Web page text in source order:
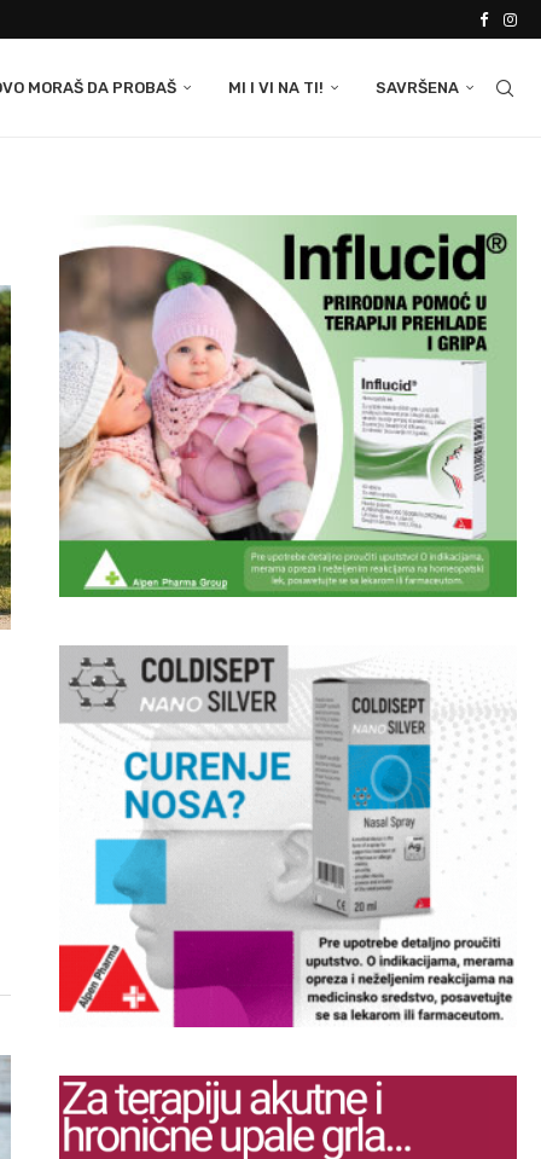
MORAŠ DA PROBAŠ MI I VI NA TI! SAVRŠENA